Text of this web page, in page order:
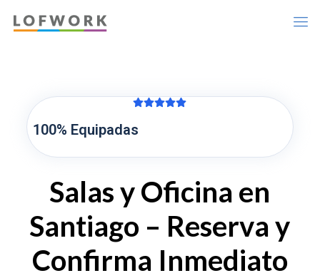
100% Equipadas
Salas y Oficina en
Santiago – Reserva y
Confirma Inmediato